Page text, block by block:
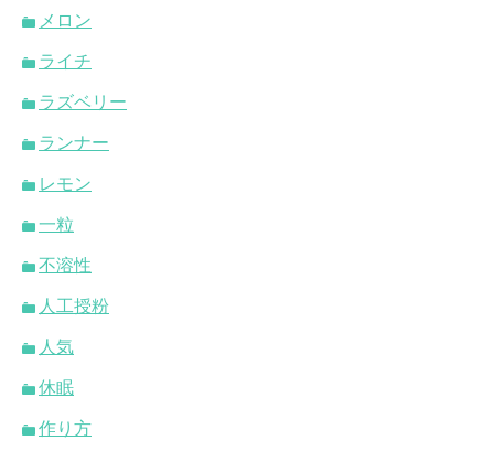
メロン
ライチ
ラズベリー
ランナー
レモン
一粒
不溶性
人工授粉
人気
休眠
作り方